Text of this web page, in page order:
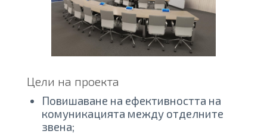
Цели на проекта
Повишаване на ефективността на
комуникацията между отделните
звена;